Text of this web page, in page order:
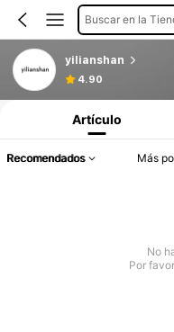
Buscar en la
yilianshan
4.90
Artículo
Recomendados Más
No
Por